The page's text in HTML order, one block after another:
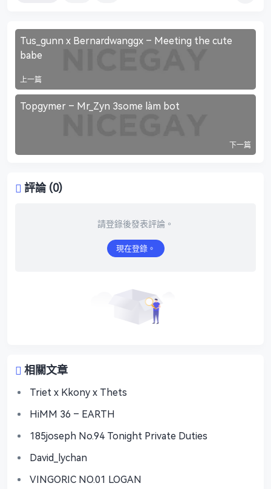
Tus_gunn x Bernardwanggx – Meeting the cute
babe
上一篇
Topgymer – Mr_Zyn 3some làm bot
下一篇
評論 (0)
請登錄後發表評論。
現在登錄。
相關文章
Triet x Kkony x Thets
HiMM 36 – EARTH
185joseph No.94 Tonight Private Duties
David_lychan
VINGORIC NO.01 LOGAN